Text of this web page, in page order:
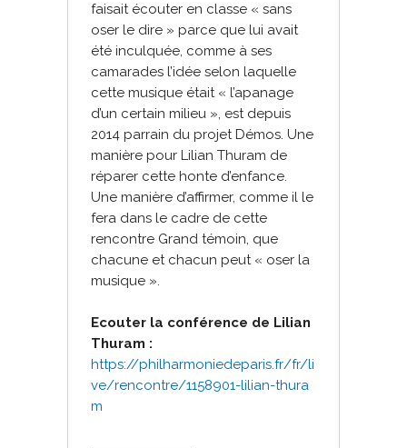
faisait écouter en classe « sans
oser le dire » parce que lui avait
été inculquée, comme à ses
camarades l’idée selon laquelle
cette musique était « l’apanage
d’un certain milieu », est depuis
2014 parrain du projet Démos. Une
manière pour Lilian Thuram de
réparer cette honte d’enfance.
Une manière d’affirmer, comme il le
fera dans le cadre de cette
rencontre Grand témoin, que
chacune et chacun peut « oser la
musique ».
Ecouter la conférence de Lilian
Thuram :
https://philharmoniedeparis.fr/fr/li
ve/rencontre/1158901-lilian-thura
m